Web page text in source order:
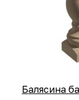
Балясина